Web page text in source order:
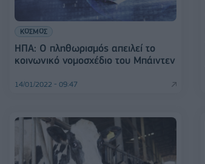
ΚΟΣΜΟΣ
ΗΠΑ: Ο πληθωρισμός απειλεί το
κοινωνικό νομοσχέδιο του Μπάιντεν
14/01/2022 - 09:47